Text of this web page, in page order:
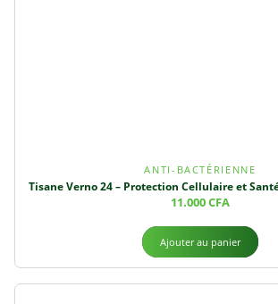
ANTI-BACTÉRIENNE
Tisane Verno 24 – Protection Cellulaire et
11.000CFA
Ajouter au panier